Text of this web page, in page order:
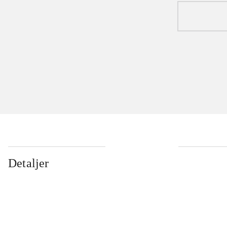
Detaljer